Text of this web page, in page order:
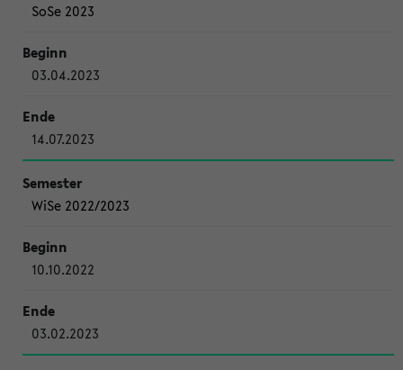
SoSe 2023
03.04.2023
14.07.2023
WiSe 2022/2023
10.10.2022
03.02.2023